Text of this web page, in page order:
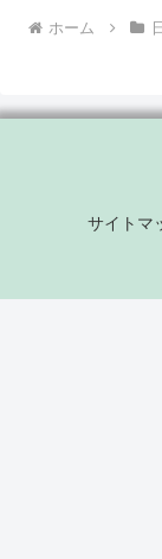
ホーム
サイトマ